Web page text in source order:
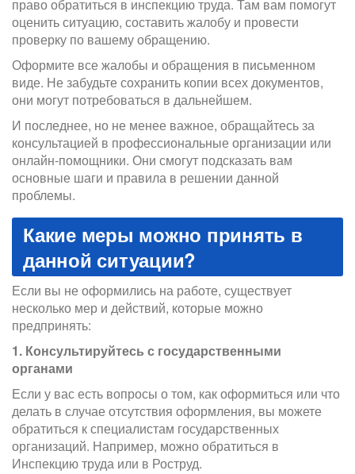
право обратиться в инспекцию труда. Там вам помогут
оценить ситуацию, составить жалобу и провести
проверку по вашему обращению.
Оформите все жалобы и обращения в письменном
виде. Не забудьте сохранить копии всех документов,
они могут потребоваться в дальнейшем.
И последнее, но не менее важное, обращайтесь за
консультацией в профессиональные организации или
онлайн-помощники. Они смогут подсказать вам
основные шаги и правила в решении данной
проблемы.
Какие меры можно принять в
данной ситуации?
Если вы не оформились на работе, существует
несколько мер и действий, которые можно
предпринять:
1. Консультируйтесь с государственными
органами
Если у вас есть вопросы о том, как оформиться или что
делать в случае отсутствия оформления, вы можете
обратиться к специалистам государственных
организаций. Например, можно обратиться в
Инспекцию труда или в Роструд.